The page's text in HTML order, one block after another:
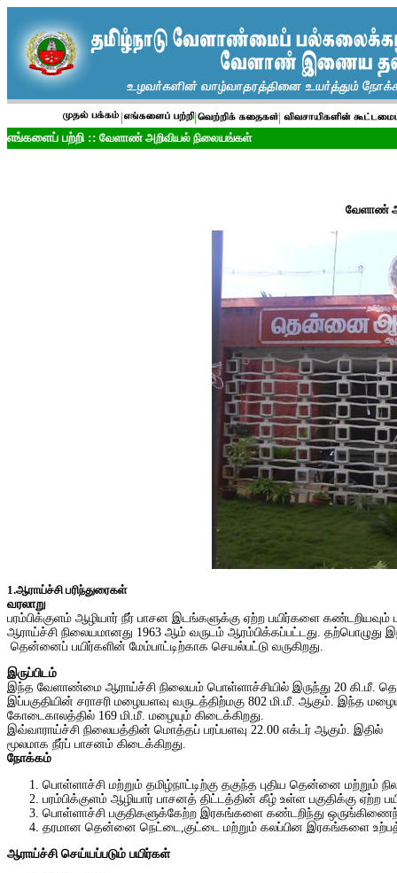
|
|
எங்களைப் பற்றி :: வேளாண் அறிவியல் நிலையங்கள்
வேளாண்
1.ஆராய்ச்சி பரிந்துரைகள்
வரலாறு
பரம்பிக்குளம் ஆழியார் நீர் பாசன இடங்களுக்கு ஏற்ற பயிர்களை
ஆராய்ச்சி நிலையமானது 1963 ஆம் வருடம் ஆரம்பிக்கப்பட்டது.
தென்னைப் பயிர்களின் மேம்பாட்டிற்காக செயல்பட்டு வருகிறது.
இருப்பிடம்
இந்த வேளாண்மை ஆராய்ச்சி நிலையம் பொள்ளாச்சியில் இருந்து 20 கி.மீ.
இப்பகுதியின் சராசரி மழையளவு வருடத்திற்மகு 802 மி.மீ. ஆகும். இந்த
கோடைகாலத்தில் 169 மி.மீ. மழையும் கிடைக்கிறது.
இவ்வாராய்ச்சி நிலையத்தின் மொத்தப் பரப்பளவு 22.00 எக்டர் ஆகும். இதில்
மூலமாக நீர்ப் பாசனம் கிடைக்கிறது.
நோக்கம்
பொள்ளாச்சி மற்றும் தமிழ்நாட்டிற்கு தகுந்த புதிய தென்னை
பரம்பிக்குளம் ஆழியார் பாசனத் திட்டத்தின் கீழ் உள்ள பகுதிக்கு ஏற்ற
பொள்ளாச்சி பகுதிகளுக்கேற்ற இரகங்களை கண்டறிந்து
தரமான தென்னை நெட்டை,குட்டை மற்றும் கலப்பின இரகங்களை
ஆராய்ச்சி செய்யப்படும் பயிர்கள்